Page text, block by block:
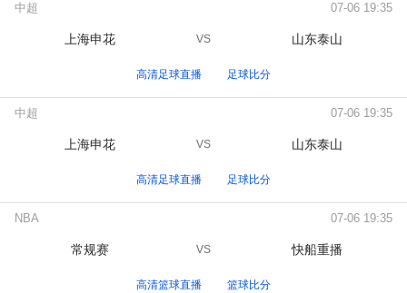
中超 07-06 19:35
上海申花 VS 山东泰山
高清足球直播 足球比分
中超 07-06 19:35
上海申花 VS 山东泰山
高清足球直播 足球比分
NBA 07-06 19:35
常规赛 VS 快船重播
高清篮球直播 篮球比分